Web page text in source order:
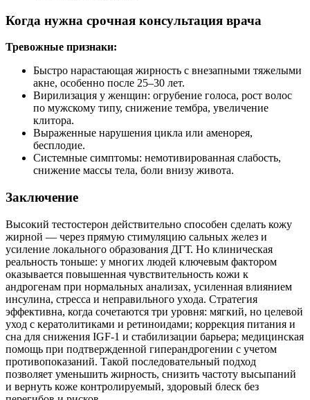
Когда нужна срочная консультация врача
Тревожные признаки:
Быстро нарастающая жирность с внезапными тяжелыми
акне, особенно после 25–30 лет.
Вирилизация у женщин: огрубение голоса, рост волос
по мужскому типу, снижение тембра, увеличение
клитора.
Выраженные нарушения цикла или аменорея,
бесплодие.
Системные симптомы: немотивированная слабость,
снижение массы тела, боли внизу живота.
Заключение
Высокий тестостерон действительно способен сделать кожу
жирной — через прямую стимуляцию сальных желез и
усиление локального образования ДГТ. Но клиническая
реальность тоньше: у многих людей ключевым фактором
оказывается повышенная чувствительность кожи к
андрогенам при нормальных анализах, усиленная влиянием
инсулина, стресса и неправильного ухода. Стратегия
эффективна, когда сочетаются три уровня: мягкий, но целевой
уход с кератолитиками и ретиноидами; коррекция питания и
сна для снижения IGF‑1 и стабилизации барьера; медицинская
помощь при подтвержденной гиперандрогении с учетом
противопоказаний. Такой последовательный подход
позволяет уменьшить жирность, снизить частоту высыпаний
и вернуть коже контролируемый, здоровый блеск без